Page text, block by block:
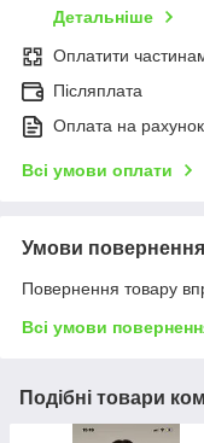
Детальніше
Оплатити
Післяплата
Оплата на рахунок
Всі умови оплати
Умови повернення
Повернення товару
Всі умови
Подібні товари